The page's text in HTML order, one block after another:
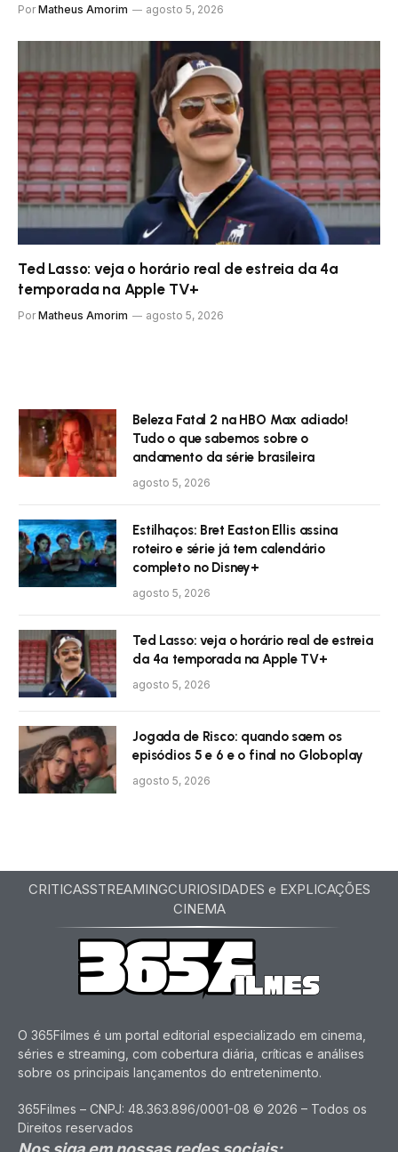
Por Matheus Amorim agosto 5, 2026
Ted Lasso: veja o horário real de estreia da 4ª
temporada na Apple TV+
Por Matheus Amorim agosto 5, 2026
Beleza Fatal 2 na HBO Max adiado!
Tudo o que sabemos sobre o
andamento da série brasileira
agosto 5, 2026
Estilhaços: Bret Easton Ellis assina
roteiro e série já tem calendário
completo no Disney+
agosto 5, 2026
Ted Lasso: veja o horário real de estreia
da 4ª temporada na Apple TV+
agosto 5, 2026
Jogada de Risco: quando saem os
episódios 5 e 6 e o final no Globoplay
agosto 5, 2026
CRITICASSTREAMINGCURIOSIDADES e EXPLICAÇÕES
CINEMA
O 365Filmes é um portal editorial especializado em cinema,
séries e streaming, com cobertura diária, críticas e análises
sobre os principais lançamentos do entretenimento.
365Filmes – CNPJ: 48.363.896/0001-08 © 2026 – Todos os
Direitos reservados